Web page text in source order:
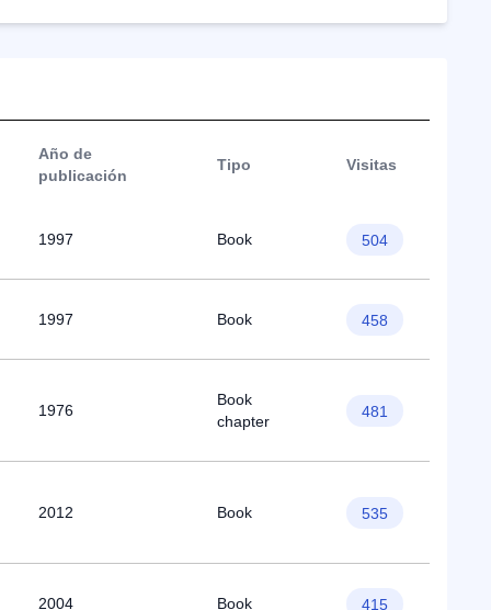
Año de
publicación
Tipo Visitas
1997 Book 504
1997 Book 458
1976
Book
chapter
481
2012 Book 535
2004 Book 415